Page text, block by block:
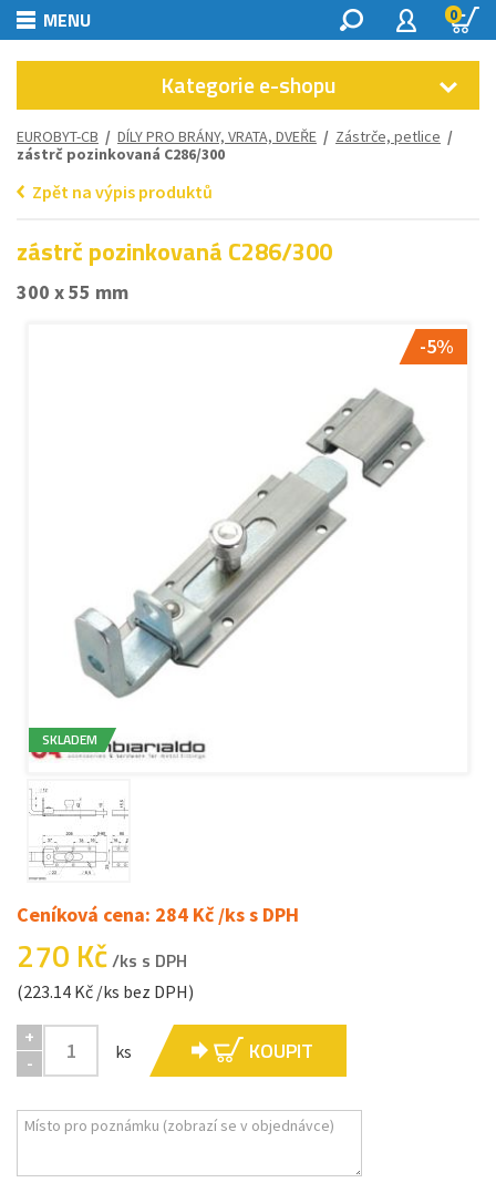
MENU 0
Kategorie e-shopu
EUROBYT-CB / DÍLY PRO BRÁNY, VRATA, DVEŘE / Zástrče, petlice /
zástrč pozinkovaná C286/300
Zpět na výpis produktů
zástrč pozinkovaná C286/300
300 x 55 mm
-5%
SKLADEM
Ceníková cena: 284 Kč /ks s DPH
270 Kč/ks s DPH
(223.14 Kč /ks bez DPH)
+
-
ks KOUPIT